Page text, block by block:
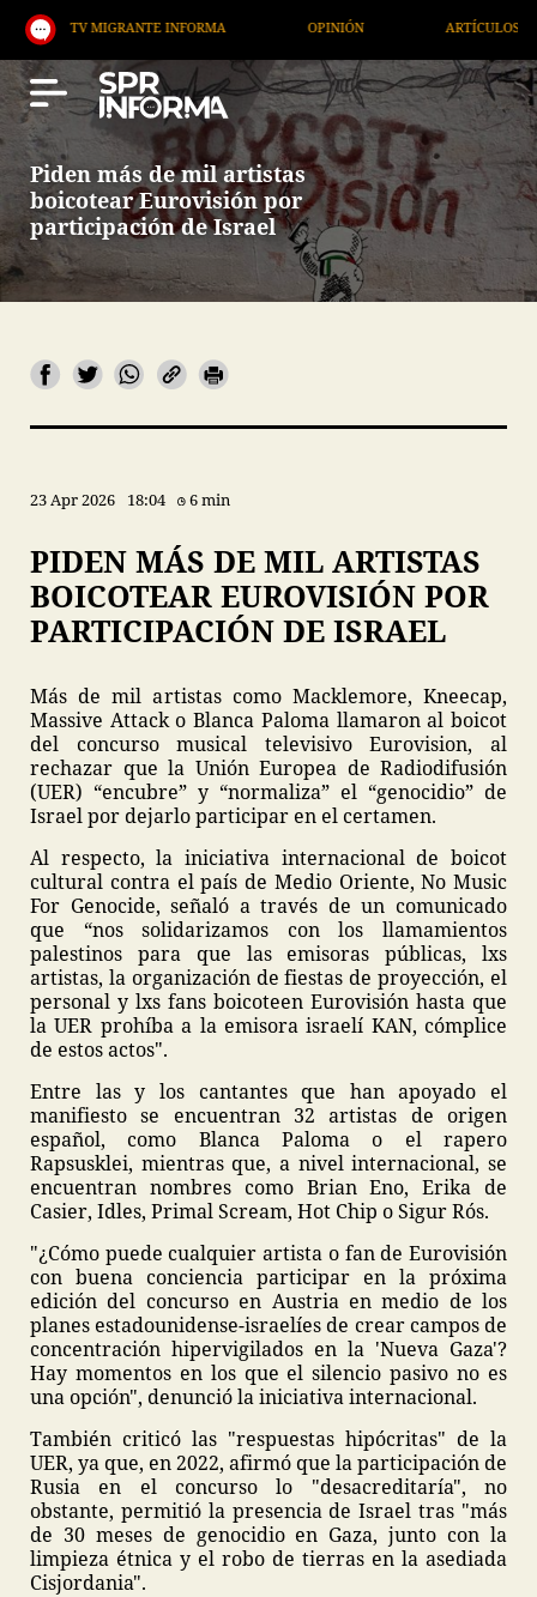
MIGRANTE INFORMA
Piden más de mil artistas
boicotear Eurovisión por
participación de Israel
23 Apr 2026 18:04 6 min
PIDEN MÁS DE MIL ARTISTAS
BOICOTEAR EUROVISIÓN POR
PARTICIPACIÓN DE ISRAEL
Más de mil artistas como Macklemore, Kneecap,
Massive Attack o Blanca Paloma llamaron al boicot
del concurso musical televisivo Eurovision, al
rechazar que la Unión Europea de Radiodifusión
(UER) “encubre” y “normaliza” el “genocidio” de
Israel por dejarlo participar en el certamen.
Al respecto, la iniciativa internacional de boicot
cultural contra el país de Medio Oriente, No Music
For Genocide, señaló a través de un comunicado
que “nos solidarizamos con los llamamientos
palestinos para que las emisoras públicas, lxs
artistas, la organización de fiestas de proyección, el
personal y lxs fans boicoteen Eurovisión hasta que
la UER prohíba a la emisora israelí KAN, cómplice
de estos actos".
Entre las y los cantantes que han apoyado el
manifiesto se encuentran 32 artistas de origen
español, como Blanca Paloma o el rapero
Rapsusklei, mientras que, a nivel internacional, se
encuentran nombres como Brian Eno, Erika de
Casier, Idles, Primal Scream, Hot Chip o Sigur Rós.
"¿Cómo puede cualquier artista o fan de Eurovisión
con buena conciencia participar en la próxima
edición del concurso en Austria en medio de los
planes estadounidense-israelíes de crear campos de
concentración hipervigilados en la 'Nueva Gaza'?
Hay momentos en los que el silencio pasivo no es
una opción", denunció la iniciativa internacional.
También criticó las "respuestas hipócritas" de la
UER, ya que, en 2022, afirmó que la participación de
Rusia en el concurso lo "desacreditaría", no
obstante, permitió la presencia de Israel tras "más
de 30 meses de genocidio en Gaza, junto con la
limpieza étnica y el robo de tierras en la asediada
Cisjordania".